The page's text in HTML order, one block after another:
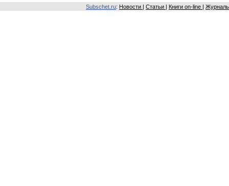
Subschet.ru: Новости Статьи Книги on-line